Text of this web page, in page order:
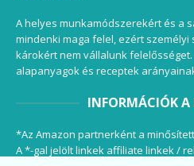
A helyes munkamódszerekért és a
mindenki maga felel, ezért
károkért nem vállalunk
alapanyagok és receptek
INFORMÁCIÓK
*Az Amazon partnerként a
A *-gal jelölt linkek affiliate linkek /